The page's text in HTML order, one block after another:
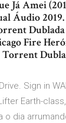
Já Amei
Áudio 2019.
Dublada
Fire
Sign in
Earth-
o dia